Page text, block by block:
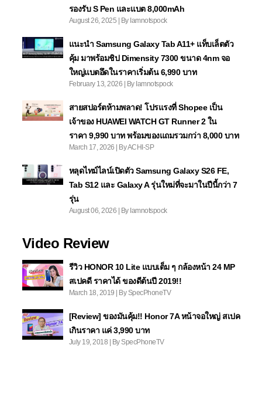
รองรับ S Pen และแบต 8,000mAh
August 26, 2025 | By Iamnotspock
แนะนำ Samsung Galaxy Tab A11+ แท็บเล็ตตัว
คุ้ม มาพร้อมชิป Dimensity 7300 ขนาด 4nm จอ
ใหญ่แบตอึดในราคาเริ่มต้น 6,990 บาท
February 13, 2026 | By Iamnotspock
สายสปอร์ตห้ามพลาด! โปรแรงที่ Shopee เป็น
เจ้าของ HUAWEI WATCH GT Runner 2 ใน
ราคา 9,990 บาท พร้อมของแถมรวมกว่า 8,000 บาท
March 17, 2026 | By ACHI-SP
หลุดไทม์ไลน์เปิดตัว Samsung Galaxy S26 FE,
Tab S12 และ Galaxy A รุ่นใหม่ที่จะมาในปีนี้กว่า 7
รุ่น
August 06, 2026 | By Iamnotspock
Video Review
รีวิว HONOR 10 Lite แบบเต็ม ๆ กล้องหน้า 24 MP
สเปคดี ราคาได้ ของดีต้นปี 2019!!
March 18, 2019 | By SpecPhoneTV
[Review] ของมันคุ้ม!! Honor 7A หน้าจอใหญ่ สเปค
เกินราคา แค่ 3,990 บาท
July 19, 2018 | By SpecPhoneTV